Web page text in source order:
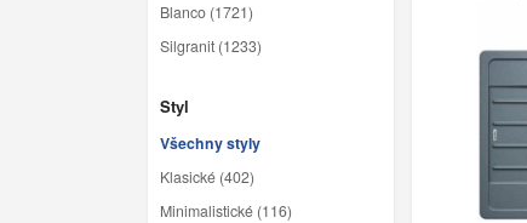
Blanco (1721)
Silgranit (1233)
Styl
Všechny styly
Klasické (402)
Minimalistické (116)